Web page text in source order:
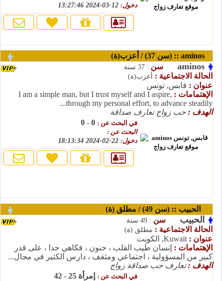
دخول:
aminos سن : 37 سنة.
الحالة الاجتماعية : أعزب(ة)
عنوان : قابس, تونس
الإهتمامات : I am a simple man, but I trust myself and I aspire,
through my personal effort, to advance steadily...
الهدف : حب زواج تعارف صداقة
في البحث عن :
البحث عن :
دخول:
الحبيب :: (سن 49) / مطلق (ة)
الحبيب سن : 49 سنة.
الحالة الاجتماعية : مطلق (ة)
عنوان : Kuwait, الكويت
الإهتمامات : إنسان طيب القلب ، حنون ، فكاهي جدا ، على قدر
كبير من المسؤولية ، اجتماعي ومثقف ، دارس الكثير في مجال...
الهدف :تعارف حب صداقة زواج
في البحث عن : إمرأة 25 - 42